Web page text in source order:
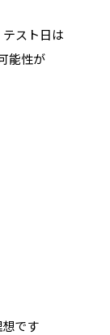
スト日は
能性が
です